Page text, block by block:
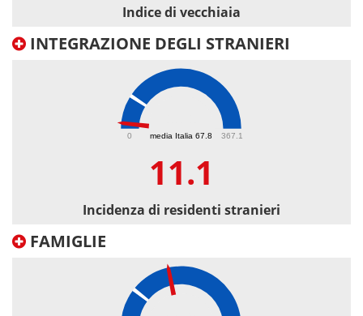
Indice di vecchiaia
INTEGRAZIONE DEGLI STRANIERI
media Italia 67.8
0 367.1
11.1
Incidenza di residenti stranieri
FAMIGLIE